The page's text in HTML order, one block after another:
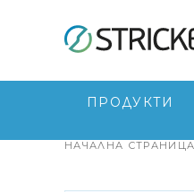
Go to content
ПРОДУКТИ
НАЧАЛНА СТРАНИЦА